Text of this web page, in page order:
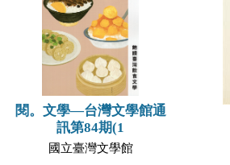
閱。文學—台灣文學館通
訊第84期(1
國立臺灣文學館